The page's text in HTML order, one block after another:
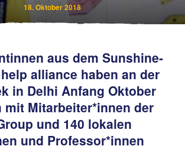
18. Oktober 2018
aus dem Sunshine-
alliance haben an der
in Delhi Anfang Oktober
mit Mitarbeiter*innen der
und 140 lokalen
und Professor*innen